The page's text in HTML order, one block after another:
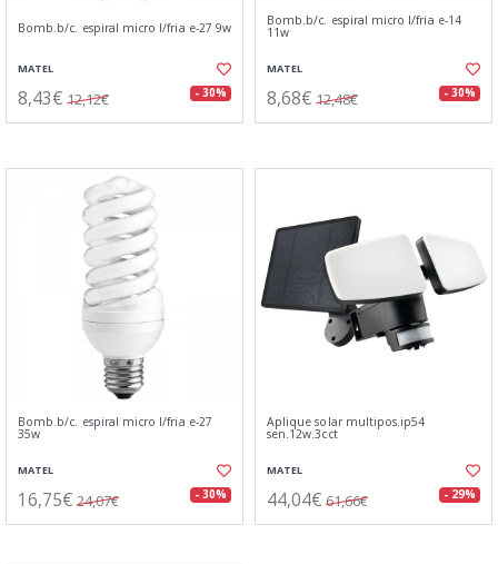
Bomb.b/c. espiral micro l/fria e-27 9w
MATEL
8,43€ 12,12€ - 30%
Bomb.b/c. espiral micro l/fria e-14
11w
MATEL
8,68€ 12,48€ - 30%
Bomb.b/c. espiral micro l/fria e-27
35w
MATEL
16,75€ 24,07€ - 30%
Aplique solar multipos.ip54
sen.12w.3cct
MATEL
44,04€ 61,66€ - 29%